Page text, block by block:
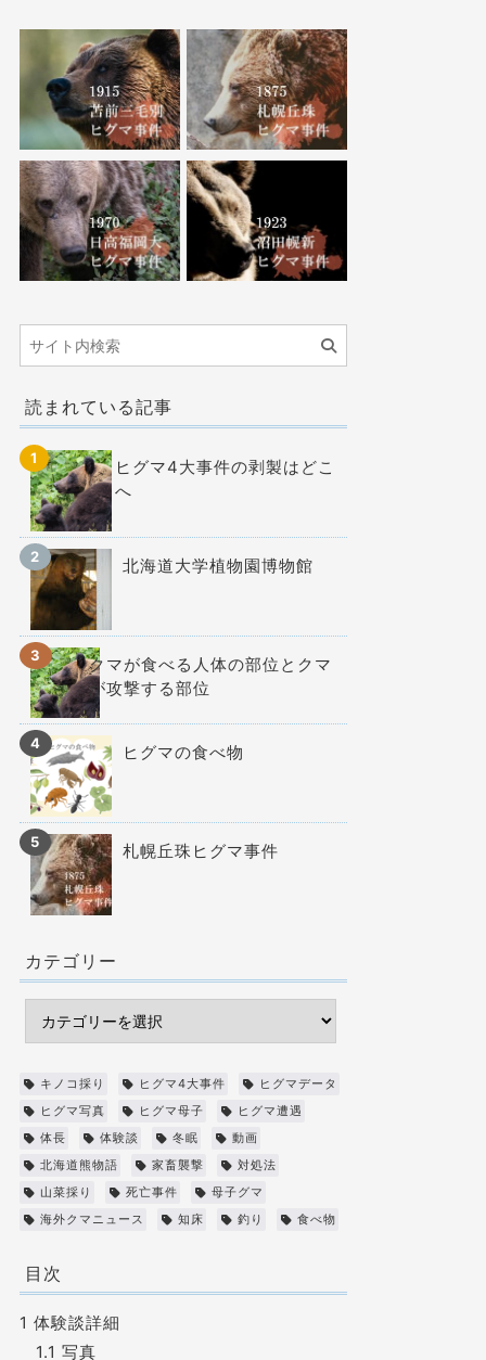
読まれている記事
ヒグマ4大事件の剥製はどこ
へ
北海道大学植物園博物館
クマが食べる人体の部位とクマ
が攻撃する部位
ヒグマの食べ物
札幌丘珠ヒグマ事件
カテゴリー
キノコ採り ヒグマ4大事件
ヒグマデータ
ヒグマ写真
ヒグマ母子
ヒグマ遭遇
体長
体験談 冬眠
動画
北海道熊物語
家畜襲撃
対処法
山菜採り
死亡事件
母子グマ
海外クマニュース
知床 釣り 食べ物
目次
1 体験談詳細
1.1 写真